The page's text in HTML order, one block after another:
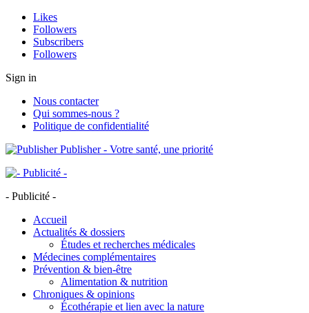
Likes
Followers
Subscribers
Followers
Sign in
Nous contacter
Qui sommes-nous ?
Politique de confidentialité
Publisher - Votre santé, une priorité
- Publicité -
Accueil
Actualités & dossiers
Études et recherches médicales
Médecines complémentaires
Prévention & bien-être
Alimentation & nutrition
Chroniques & opinions
Écothérapie et lien avec la nature